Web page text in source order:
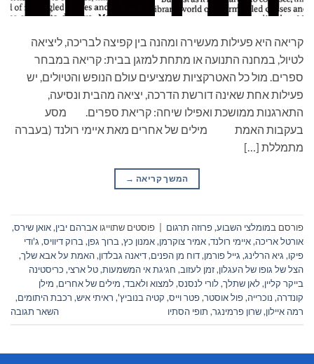
קריאה היא פעילות מעשירה ומהנה בין קפיצה לבריכה, ליציאה
לטיול, במחנה התנועה או מתחת למזגן בבית: קריאה במבחר
ספרים. מול כל האטרקציות שמציעים עולם הנופש והטיולים, יש
פעילות אחת שאינה דורשת הדרכה, יציאה מהבית ונסיעה,
התארגנות ממושכת ואפילו שיחה: קריאת ספרים. מסע
בעקבות האמת מילים של אחרים מאת איימי רולנד (בעברה
מתמללת […]
המשך קריאה →
פורסם במומלצי השבוע,פרוזה תרגום פוסטים שתוייגו אברהם יבין,אואן שירס,
אורטל אריכה,איימי רולנד,אמיר צוקרמן,אמנון כץ, ברוך גפן, ברוק דיוויס, ג'ודי
פיקו, גיא הרלינג, גייל פורמן,דוח מן הפנים,דיאנה גבלדון,האמת על אבא שלך,
הצל של גופו של העגלון,זמן לעזוב, חגיגת אי המשמעות,טל ארצי, כריסטינה
בייקר קליין,לאן שתלך,לורי לנסנס,למצוא ולאבד, מילים של אחרים, מילן
קונדרה, נוכרייה,פול אוסטר,פטר וייס, קטיה בנוביץ', ראיתי איש, רכבת היתומים,
רמה איילון,שרון פרמינגר, תופי הסתיו השאר תגובה